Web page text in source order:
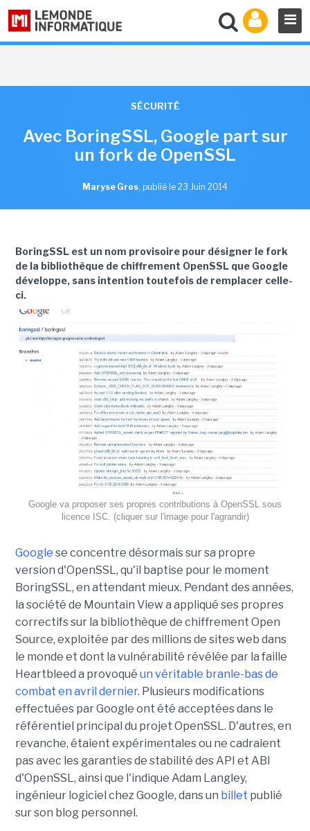
SÉCURITÉ
Avec BoringSSL, Google part sur
un fork de OpenSSL
Maryse Gros, publié le 23 Juin 2014
BoringSSL est un nom provisoire pour désigner le fork
de la bibliothèque de chiffrement OpenSSL que Google
développe, sans intention toutefois de remplacer celle-
ci.
Google va proposer ses propres contributions à OpenSSL sous
licence ISC. (cliquer sur l'image pour l'agrandir)
Google se concentre désormais sur sa propre
version d'OpenSSL, qu'il baptise pour le moment
BoringSSL, en attendant mieux. Pendant des années,
la société de Mountain View a appliqué ses propres
correctifs sur la bibliothèque de chiffrement Open
Source, exploitée par des millions de sites web dans
le monde et dont la vulnérabilité révélée par la faille
Heartbleed a provoqué un véritable branle-bas de
combat en avril dernier. Plusieurs modifications
effectuées par Google ont été acceptées dans le
référentiel principal du projet OpenSSL. D'autres, en
revanche, étaient expérimentales ou ne cadraient
pas avec les garanties de stabilité des API et ABI
d'OpenSSL, ainsi que l'indique Adam Langley,
ingénieur logiciel chez Google, dans un billet publié
sur son blog personnel.